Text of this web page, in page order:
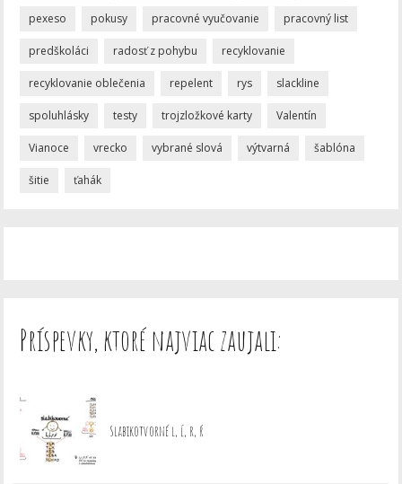
pexeso pokusy pracovné vyučovanie pracovný list
predškoláci radosť z pohybu recyklovanie
recyklovanie oblečenia repelent rys slackline
spoluhlásky testy trojzložkové karty Valentín
Vianoce vrecko vybrané slová výtvarná šablóna
šitie ťahák
Príspevky, ktoré najviac zaujali:
Slabikotvorné l, ĺ, r, ŕ